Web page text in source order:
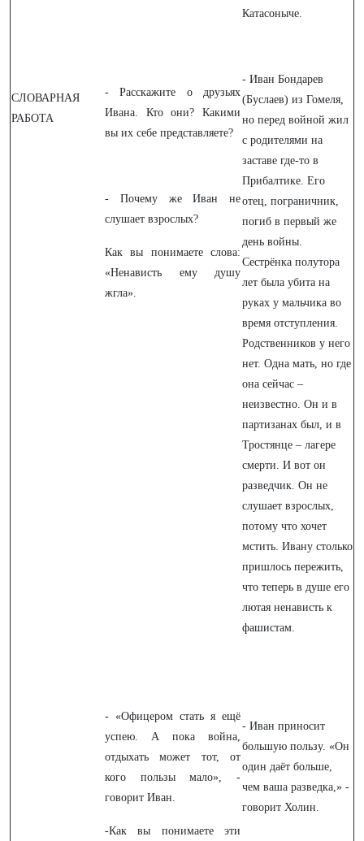
СЛОВАРНАЯ
РАБОТА
- Расскажите о друзьях
Ивана. Кто они? Какими
вы их себе представляете?
- Почему же Иван не
слушает взрослых?
Как вы понимаете слова:
«Ненависть ему душу
жгла».
- «Офицером стать я ещё
успею. А пока война,
отдыхать может тот, от
кого пользы мало», -
говорит Иван.
-Как вы понимаете эти
Катасоныче.
- Иван Бондарев
(Буслаев) из Гомеля,
но перед войной жил
с родителями на
заставе где-то в
Прибалтике. Его
отец, пограничник,
погиб в первый же
день войны.
Сестрёнка полутора
лет была убита на
руках у мальчика во
время отступления.
Родственников у него
нет. Одна мать, но где
она сейчас –
неизвестно. Он и в
партизанах был, и в
Тростянце – лагере
смерти. И вот он
разведчик. Он не
слушает взрослых,
потому что хочет
мстить. Ивану столько
пришлось пережить,
что теперь в душе его
лютая ненависть к
фашистам.
- Иван приносит
большую пользу. «Он
один даёт больше,
чем ваша разведка,» -
говорит Холин.